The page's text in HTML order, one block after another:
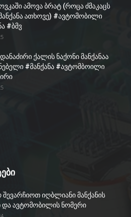
ამოვა ბრატ (როცა ძმაკაცს
ათხოვე) #ავტომობილი
#ბმვ
ქალის ნაქონი მანქანაა
#მანქანა #ავტომბოილი
იღბლიანი მანქანის
და ავტომობილის ნომერი